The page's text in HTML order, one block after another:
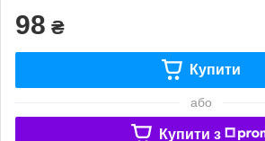
98 ₴
Купити
або
Купити з